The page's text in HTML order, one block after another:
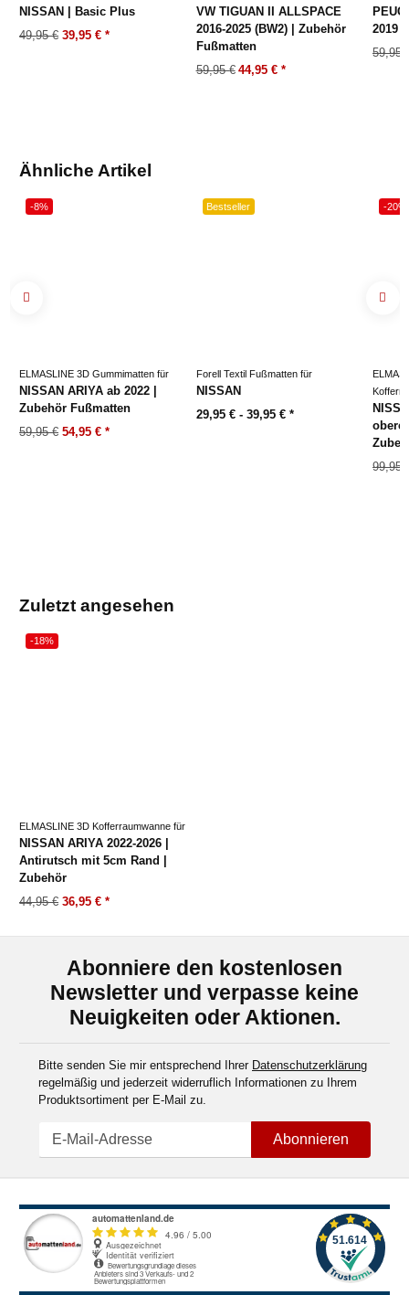
NISSAN | Basic Plus
49,95 € 39,95 € *
VW TIGUAN II ALLSPACE
2016-2025 (BW2) | Zubehör
Fußmatten
59,95 € 44,95 € *
2019
59,95
Ähnliche Artikel
-8%
ELMASLINE 3D Gummimatten für
NISSAN ARIYA ab 2022 |
Zubehör Fußmatten
59,95 € 54,95 € *
Bestseller
Forell Textil Fußmatten für
NISSAN
29,95 € - 39,95 € *
-20%
99,95
Zuletzt angesehen
-18%
ELMASLINE 3D Kofferraumwanne für
NISSAN ARIYA 2022-2026 |
Antirutsch mit 5cm Rand |
Zubehör
44,95 € 36,95 € *
Abonniere den kostenlosen
Newsletter und verpasse keine
Neuigkeiten oder Aktionen.
Bitte senden Sie mir entsprechend Ihrer Datenschutzerklärung
regelmäßig und jederzeit widerruflich Informationen zu Ihrem
Produktsortiment per E-Mail zu.
Abonnieren